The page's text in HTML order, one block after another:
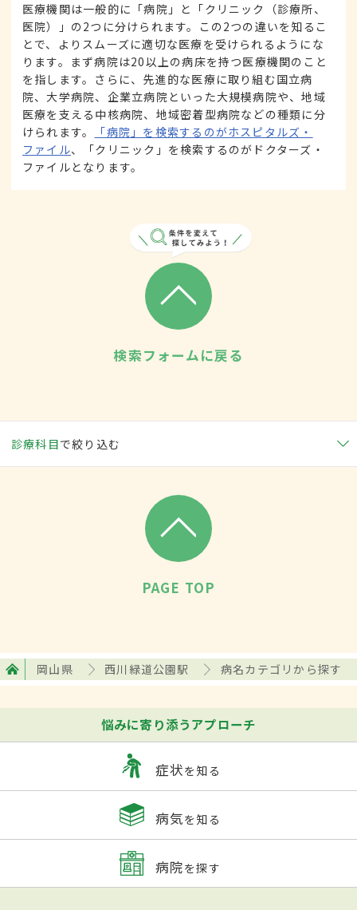
医療機関は一般的に「病院」と「クリニック（診療所、
医院）」の2つに分けられます。この2つの違いを知るこ
とで、よりスムーズに適切な医療を受けられるようにな
ります。まず病院は20以上の病床を持つ医療機関のこと
を指します。さらに、先進的な医療に取り組む国立病
院、大学病院、企業立病院といった大規模病院や、地域
医療を支える中核病院、地域密着型病院などの種類に分
けられます。
「病院」を検索するのがホスピタルズ・
ファイル、「クリニック」を検索するのがドクターズ・
ファイルとなります。
検索フォームに戻る
診療科目で絞り込む
PAGE TOP
岡山県 西川緑道公園駅 病名カテゴリから探す
悩みに寄り添うアプローチ
症状を知る
病気を知る
病院を探す